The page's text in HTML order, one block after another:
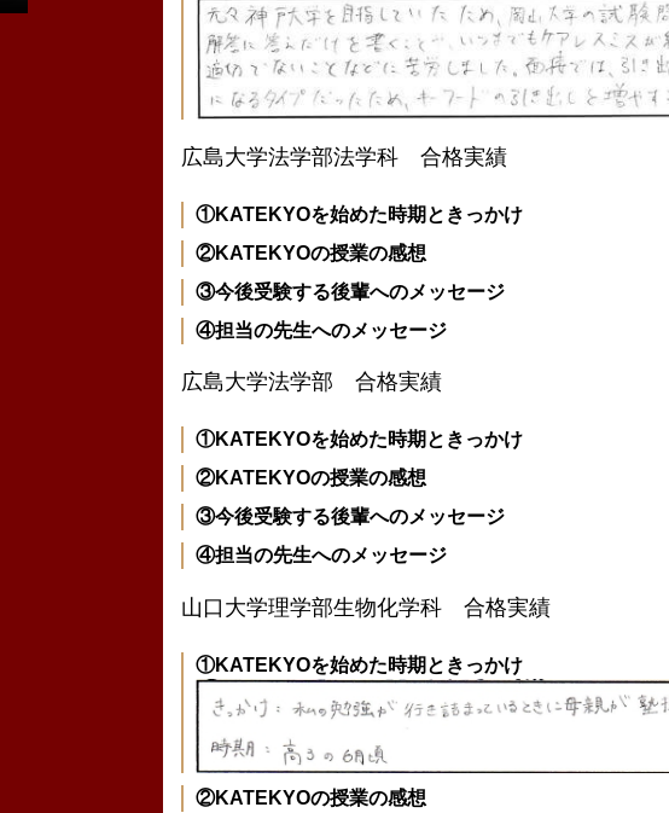
広島大学法学部法学科 合格実績
①KATEKYOを始めた時期ときっかけ
②KATEKYOの授業の感想
③今後受験する後輩へのメッセージ
④担当の先生へのメッセージ
広島大学法学部 合格実績
①KATEKYOを始めた時期ときっかけ
②KATEKYOの授業の感想
③今後受験する後輩へのメッセージ
④担当の先生へのメッセージ
山口大学理学部生物化学科 合格実績
①KATEKYOを始めた時期ときっかけ
②KATEKYOの授業の感想